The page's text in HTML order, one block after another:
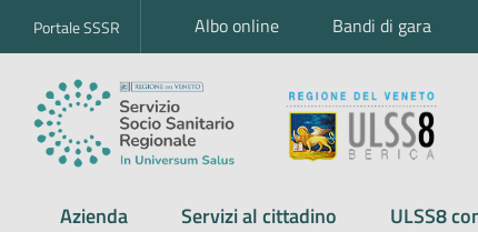
Portale SSSR Albo online Bandi di gara
Azienda Servizi al cittadino ULSS8